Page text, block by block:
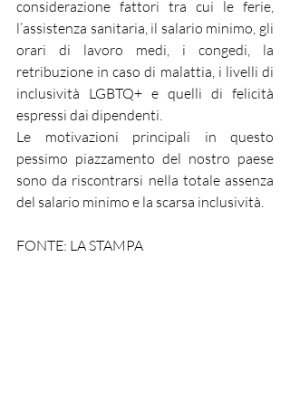
considerazione fattori tra cui le ferie,
l’assistenza sanitaria, il salario minimo, gli
orari di lavoro medi, i congedi, la
retribuzione in caso di malattia, i livelli di
inclusività LGBTQ+ e quelli di felicità
espressi dai dipendenti.
Le motivazioni principali in questo
pessimo piazzamento del nostro paese
sono da riscontrarsi nella totale assenza
del salario minimo e la scarsa inclusività.
FONTE: LA STAMPA